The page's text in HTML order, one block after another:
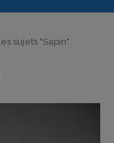
sujets "Sapin"